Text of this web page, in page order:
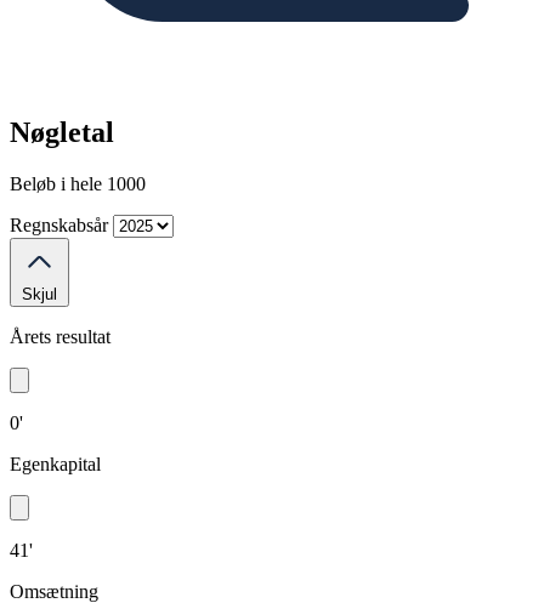
Nøgletal
Beløb i hele 1000
Regnskabsår
Skjul
Årets resultat
0'
Egenkapital
41'
Omsætning